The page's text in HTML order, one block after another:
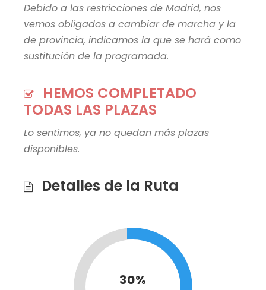
Debido a las restricciones de Madrid, nos
vemos obligados a cambiar de marcha y la
de provincia, indicamos la que se hará como
sustitución de la programada.
HEMOS COMPLETADO
TODAS LAS PLAZAS
Lo sentimos, ya no quedan más plazas
disponibles.
Detalles de la Ruta
30%